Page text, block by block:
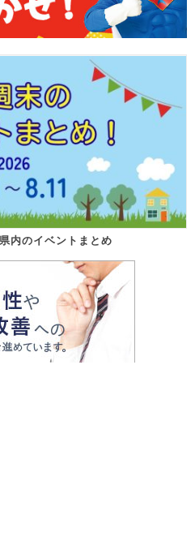
内のイベントまとめ